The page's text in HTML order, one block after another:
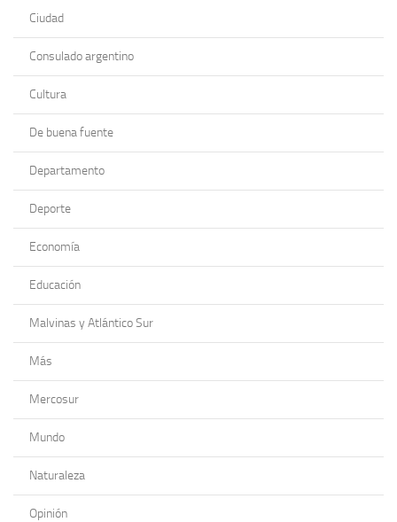
Ciudad
Consulado argentino
Cultura
De buena fuente
Departamento
Deporte
Economía
Educación
Malvinas y Atlántico Sur
Más
Mercosur
Mundo
Naturaleza
Opinión